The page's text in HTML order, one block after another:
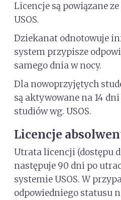
Licencje są powiązane
USOS.
Dziekanat odnotowuje
system przypisze
samego dnia w nocy.
Dla nowoprzyjętych
są aktywowane na 14
studiów wg. USOS.
Licencje
Utrata licencji (dostępu
następuje 90 dni po
systemie USOS. W
odpowiedniego statusu